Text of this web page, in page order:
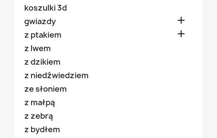
koszulki 3d
gwiazdy

z ptakiem 
z lwem
z dzikiem
z niedźwiedziem
ze słoniem
z małpą
z zebrą
z bydłem